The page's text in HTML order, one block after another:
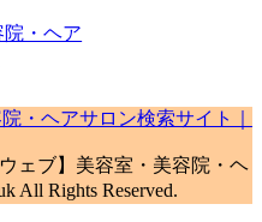
院・ヘア
・ヘアサロン検索サイト｜
ェブ】美容室・美容院・ヘ
All Rights Reserved.